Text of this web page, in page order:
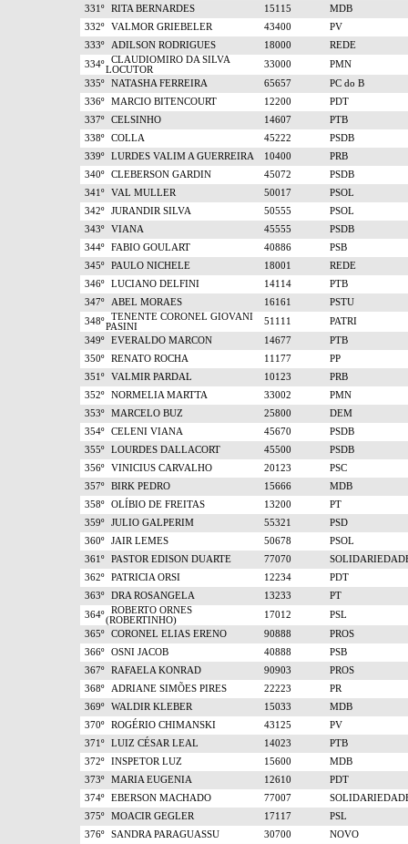
331º
RITA BERNARDES 15115
MDB
332º
VALMOR GRIEBELER 43400
PV
333º
ADILSON RODRIGUES 18000
REDE
334º
CLAUDIOMIRO DA SILVA
LOCUTOR
33000
PMN
335º
NATASHA FERREIRA 65657
PC do B
336º
MARCIO BITENCOURT 12200
PDT
337º
CELSINHO 14607
PTB
338º
COLLA 45222
PSDB
339º
LURDES VALIM A GUERREIRA 10400
PRB
340º
CLEBERSON GARDIN 45072
PSDB
341º
VAL MULLER 50017
PSOL
342º
JURANDIR SILVA 50555
PSOL
343º
VIANA 45555
PSDB
344º
FABIO GOULART 40886
PSB
345º
PAULO NICHELE 18001
REDE
346º
LUCIANO DELFINI 14114
PTB
347º
ABEL MORAES 16161
PSTU
348º
TENENTE CORONEL GIOVANI
PASINI
51111
PATRI
349º
EVERALDO MARCON 14677
PTB
350º
RENATO ROCHA 11177
PP
351º
VALMIR PARDAL 10123
PRB
352º
NORMELIA MARTTA 33002
PMN
353º
MARCELO BUZ 25800
DEM
354º
CELENI VIANA 45670
PSDB
355º
LOURDES DALLACORT 45500
PSDB
356º
VINICIUS CARVALHO 20123
PSC
357º
BIRK PEDRO 15666
MDB
358º
OLÍBIO DE FREITAS 13200
PT
359º
JULIO GALPERIM 55321
PSD
360º
JAIR LEMES 50678
PSOL
361º
PASTOR EDISON DUARTE 77070
362º
PATRICIA ORSI 12234
PDT
363º
DRA ROSANGELA 13233
PT
364º
ROBERTO ORNES
(ROBERTINHO)
17012
PSL
365º
CORONEL ELIAS ERENO 90888
PROS
366º
OSNI JACOB 40888
PSB
367º
RAFAELA KONRAD 90903
PROS
368º
ADRIANE SIMÕES PIRES 22223
PR
369º
WALDIR KLEBER 15033
MDB
370º
ROGÉRIO CHIMANSKI 43125
PV
371º
LUIZ CÉSAR LEAL 14023
PTB
372º
INSPETOR LUZ 15600
MDB
373º
MARIA EUGENIA 12610
PDT
374º
EBERSON MACHADO 77007
375º
MOACIR GEGLER 17117
PSL
376º
SANDRA PARAGUASSU 30700
NOVO